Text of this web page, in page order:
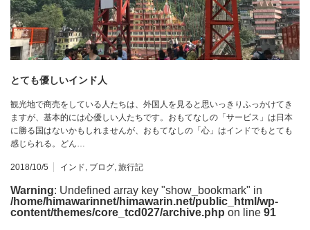
とても優しいインド人
観光地で商売をしている人たちは、外国人を見ると思いっきりふっかけてき
ますが、基本的には心優しい人たちです。おもてなしの「サービス」は日本
に勝る国はないかもしれませんが、おもてなしの「心」はインドでもとても
感じられる。どん…
2018/10/5 インド, ブログ, 旅行記
Warning: Undefined array key "show_bookmark" in
/home/himawarinnet/himawarin.net/public_html/wp-
content/themes/core_tcd027/archive.php on line 91